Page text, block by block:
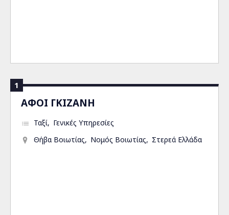
1
ΑΦΟΙ ΓΚΙΖΑΝΗ
Ταξί
Γενικές Υπηρεσίες
Θήβα Βοιωτίας
Νομός Βοιωτίας Στερεά Ελλάδα